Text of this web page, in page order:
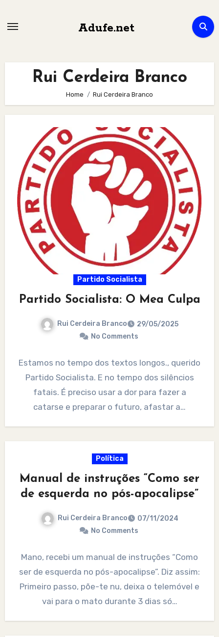
Adufe.net
Rui Cerdeira Branco
Home Rui Cerdeira Branco
Partido Socialista
Partido Socialista: O Mea Culpa
Rui Cerdeira Branco
29/05/2025
No Comments
Estamos no tempo dos textos longos., querido
Partido Socialista. E no tempo dos silêncios
fatais. É preciso usar a dor para fazer a
catarse e preparar o futuro, afastar a…
Política
Manual de instruções “Como ser
de esquerda no pós-apocalipse”
Rui Cerdeira Branco
07/11/2024
No Comments
Mano, recebi um manual de instruções “Como
ser de esquerda no pós-apocalipse”. Diz assim:
Primeiro passo, põe-te nu, deixa o telemóvel e
vai para o mato durante 3 dias só…